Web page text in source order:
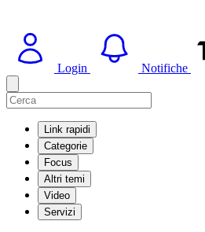
Login Notifiche
Link rapidi
Categorie
Focus
Altri temi
Video
Servizi